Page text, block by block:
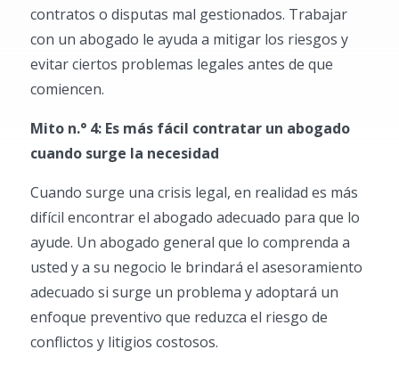
contratos o disputas mal gestionados. Trabajar
con un abogado le ayuda a mitigar los riesgos y
evitar ciertos problemas legales antes de que
comiencen.
Mito n.° 4: Es más fácil contratar un abogado
cuando surge la necesidad
Cuando surge una crisis legal, en realidad es más
difícil encontrar el abogado adecuado para que lo
ayude. Un abogado general que lo comprenda a
usted y a su negocio le brindará el asesoramiento
adecuado si surge un problema y adoptará un
enfoque preventivo que reduzca el riesgo de
conflictos y litigios costosos.